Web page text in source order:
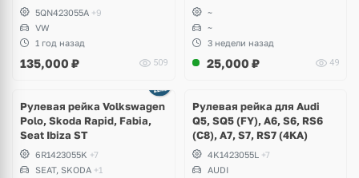
5QN423055A +9
VW
1 год назад
135,000 ₽ 509
~
~
3 недели назад
25,000 ₽ 49
Рулевая рейка Volkswagen
Polo, Skoda Rapid, Fabia,
Seat Ibiza ST
6R1423055K +7
SEAT, SKODA +1
Рулевая рейка для Audi
Q5, SQ5 (FY), A6, S6, RS6
(С8), A7, S7, RS7 (4KA)
4K1423055L
+7
AUDI